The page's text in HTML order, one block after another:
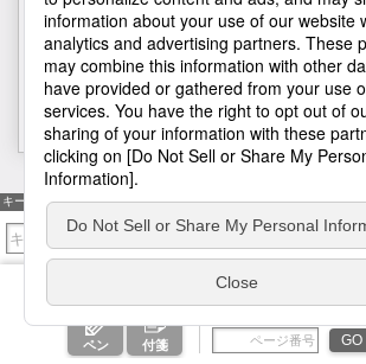
H1
キーワード検索
ペン 付箋 GO